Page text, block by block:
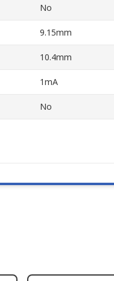
No
9.15mm
10.4mm
1mA
No